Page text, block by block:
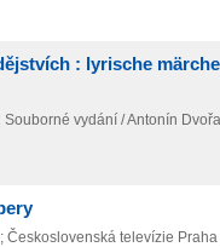
: lyrische
Souborné vydání / Antonín
televízie